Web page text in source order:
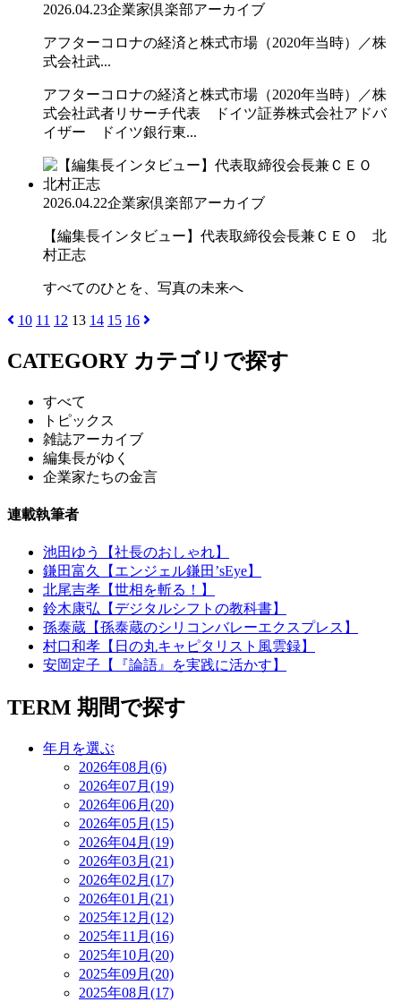
2026.04.23企業家倶楽部アーカイブ
アフターコロナの経済と株式市場（2020年当時）／株
式会社武...
アフターコロナの経済と株式市場（2020年当時）／株
式会社武者リサーチ代表 ドイツ証券株式会社アドバ
イザー ドイツ銀行東...
2026.04.22企業家倶楽部アーカイブ
【編集長インタビュー】代表取締役会長兼ＣＥＯ 北
村正志
すべてのひとを、写真の未来へ
10 11 12 13 14 15 16
CATEGORY カテゴリで探す
すべて
トピックス
雑誌アーカイブ
編集長がゆく
企業家たちの金言
連載執筆者
池田ゆう【社長のおしゃれ】
鎌田富久【エンジェル鎌田’sEye】
北尾吉孝【世相を斬る！】
鈴木康弘【デジタルシフトの教科書】
孫泰蔵【孫泰蔵のシリコンバレーエクスプレス】
村口和孝【日の丸キャピタリスト風雲録】
安岡定子【『論語』を実践に活かす】
TERM 期間で探す
年月を選ぶ
2026年08月(6)
2026年07月(19)
2026年06月(20)
2026年05月(15)
2026年04月(19)
2026年03月(21)
2026年02月(17)
2026年01月(21)
2025年12月(12)
2025年11月(16)
2025年10月(20)
2025年09月(20)
2025年08月(17)